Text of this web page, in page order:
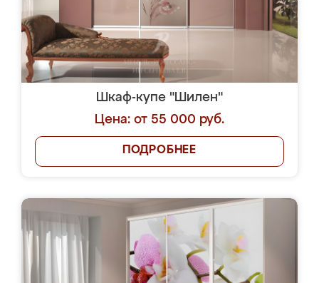
Шкаф-купе "Шилен"
Цена: от 55 000 руб.
ПОДРОБНЕЕ